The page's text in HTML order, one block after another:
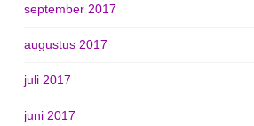
september 2017
augustus 2017
juli 2017
juni 2017